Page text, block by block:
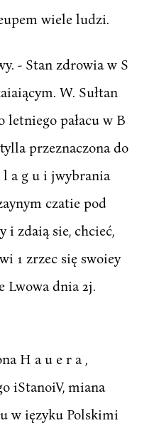
wiele ludzi.
- Stan zdrowia w S
W. Sułtan
letniego pałacu w B
przeznaczona do
l a g u i jwybrania
czatie pod
i zdaią sie, chcieć,
1 zrzec się swoiey
Lwowa dnia 2j.
H a u e r a ,
iStanoiV, miana
w ięzyku Polskimi